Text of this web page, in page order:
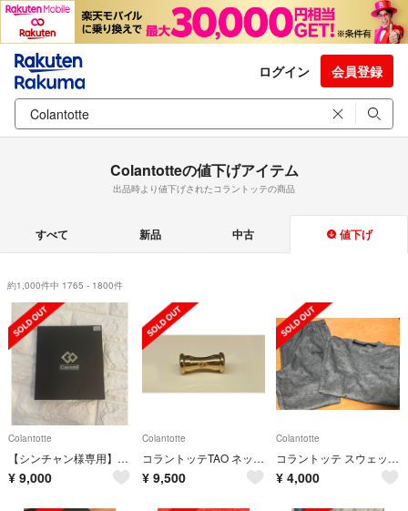
ログイン 会員登録
Colantotteの値下げアイテム
出品時より値下げされたコラントッテの商品
すべて 新品 中古 値下げ
約1,000件中 1765 - 1800件
Colantotte
【シンチャン様専用】コラントッテ TAO ネックレス AURA
¥ 9,000
Colantotte
コラントッテTAO ネックレススリム RAFFIMINI
¥ 9,500
Colantotte
コラントッテ スウェット 上下セット
¥ 4,000